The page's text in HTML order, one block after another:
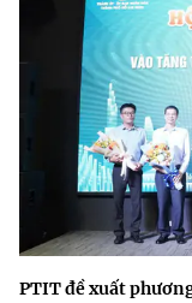
PTIT đề xuất